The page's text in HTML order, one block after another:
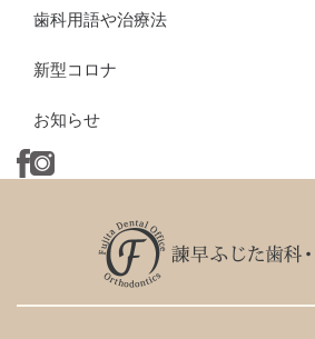
歯科用語や治療法
新型コロナ
お知らせ